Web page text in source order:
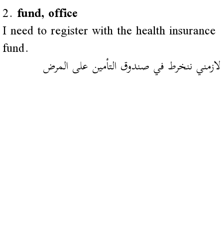
2. fund, office
I need to register with the health insurance
fund.
لازمني ننخرط في صندوق التأمين على المرض